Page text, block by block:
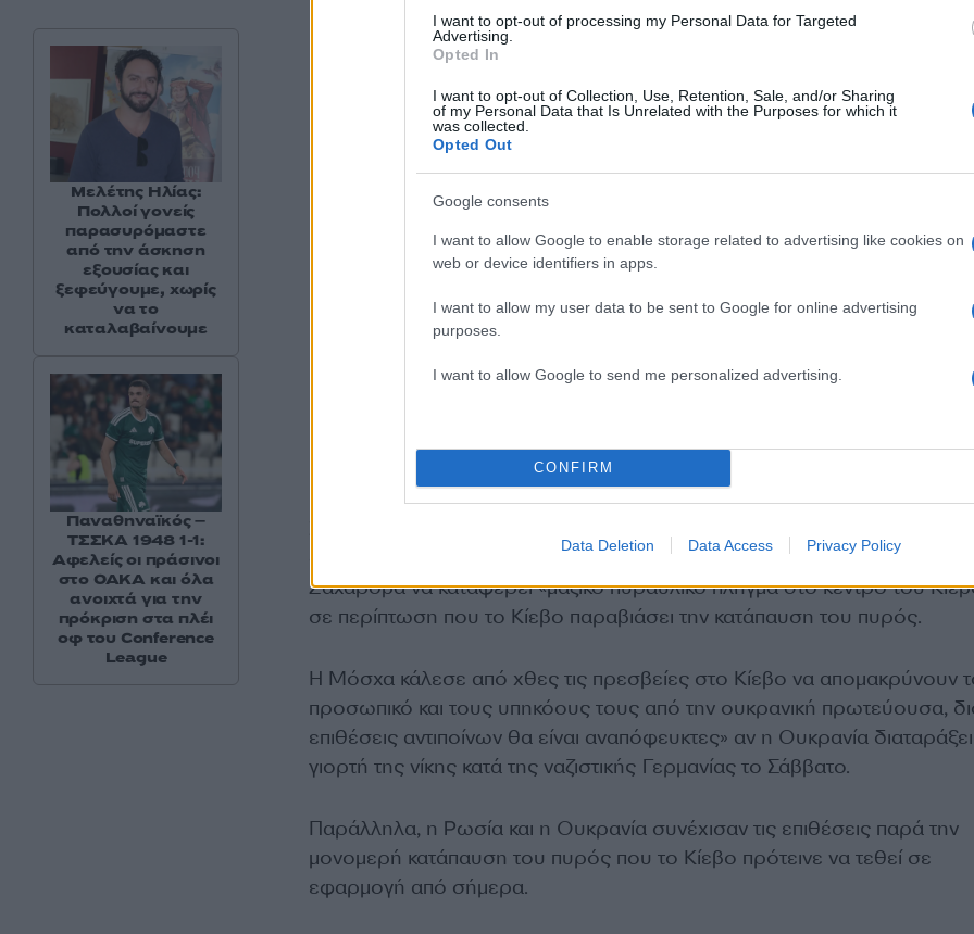
I want to opt-out of processing my Personal Data for Targeted
Advertising.
Opted In
I want to opt-out of Collection, Use, Retention, Sale, and/or Sharing
of my Personal Data that Is Unrelated with the Purposes for which it
was collected.
Opted Out
Google consents
I want to allow Google to enable storage related to advertising like cookies on
web or device identifiers in apps.
I want to allow my user data to be sent to Google for online advertising
purposes.
I want to allow Google to send me personalized advertising.
CONFIRM
Data Deletion Data Access Privacy Policy
διατύπωσε χθες η εκπρόσωπος του υπουργείου Εξωτερικών Μαρία
Ζαχάροβα να καταφέρει «μαζικό πυραυλικό πλήγμα στο κέντρο του
σε περίπτωση που το Κίεβο παραβιάσει την κατάπαυση του πυρός.
Η Μόσχα κάλεσε από χθες τις πρεσβείες στο Κίεβο να απομακρύνουν
προσωπικό και τους υπηκόους τους από την ουκρανική πρωτεύουσα,
επιθέσεις αντιποίνων θα είναι αναπόφευκτες» αν η Ουκρανία
γιορτή της νίκης κατά της ναζιστικής Γερμανίας το Σάββατο.
Παράλληλα, η Ρωσία και η Ουκρανία συνέχισαν τις επιθέσεις παρά την
μονομερή κατάπαυση του πυρός που το Κίεβο πρότεινε να τεθεί σε
εφαρμογή από σήμερα.
Μελέτης Ηλίας:
Πολλοί γονείς
παρασυρόμαστε
από την άσκηση
εξουσίας και
ξεφεύγουμε, χωρίς
να το
καταλαβαίνουμε
Παναθηναϊκός –
ΤΣΣΚΑ 1948 1-1:
Αφελείς οι πράσινοι
στο ΟΑΚΑ και όλα
ανοιχτά για την
πρόκριση στα πλέι
οφ του Conference
League